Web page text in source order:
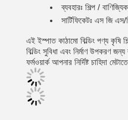
ব্যবহারঃ শিল্প /
সার্টিফিকেটঃ এস জি
এই ইস্পাত কাঠামো বিল্ডিং পণ্য কৃষি
বিল্ডিং সুবিধা এবং নির্মাণ উপকরণ জন্য
ফর্মওয়ার্ক আপনার নির্দিষ্ট চাহিদা